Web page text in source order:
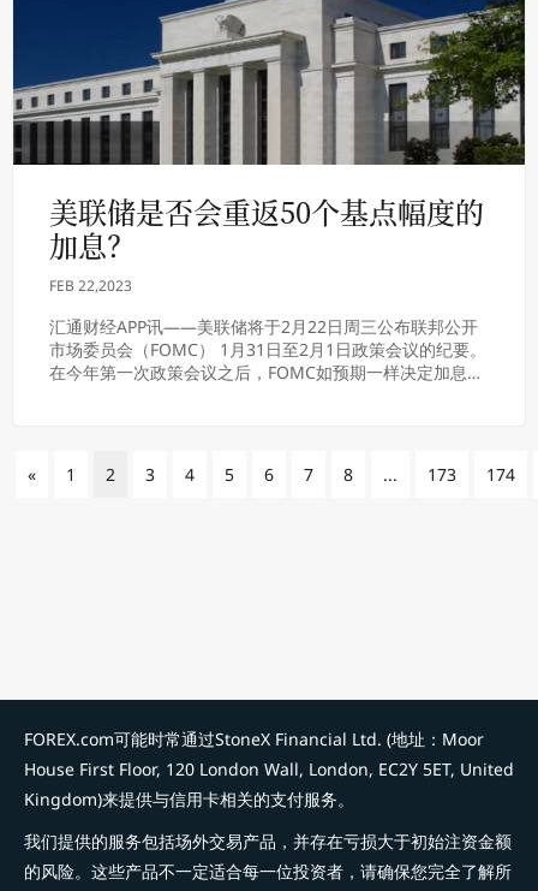
美联储是否会重返50个基点幅度的
加息？
FEB 22,2023
汇通财经APP讯——美联储将于2月22日周三公布联邦公开
市场委员会（FOMC） 1月31日至2月1日政策会议的纪要。
在今年第一次政策会议之后，FOMC如预期一样决定加息25
« 1 2 3 4 5 6 7 8 ... 173 174
FOREX.com可能时常通过StoneX Financial Ltd. (地址：Moor
House First Floor, 120 London Wall, London, EC2Y 5ET, United
Kingdom)来提供与信用卡相关的支付服务。
我们提供的服务包括场外交易产品，并存在亏损大于初始注资金额
的风险。这些产品不一定适合每一位投资者，请确保您完全了解所